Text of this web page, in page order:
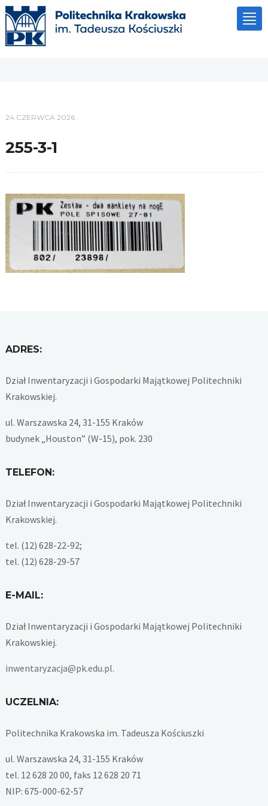
24 CZERWCA 2026
255-3-1
ADRES:
Dział Inwentaryzacji i Gospodarki Majątkowej Politechniki
Krakowskiej.
ul. Warszawska 24, 31-155 Kraków
budynek „Houston” (W-15), pok. 230
TELEFON:
Dział Inwentaryzacji i Gospodarki Majątkowej Politechniki
Krakowskiej.
tel. (12) 628-22-92;
tel. (12) 628-29-57
E-MAIL:
Dział Inwentaryzacji i Gospodarki Majątkowej Politechniki
Krakowskiej.
inwentaryzacja@pk.edu.pl.
UCZELNIA:
Politechnika Krakowska im. Tadeusza Kościuszki
ul. Warszawska 24, 31-155 Kraków
tel. 12 628 20 00, faks 12 628 20 71
NIP: 675-000-62-57